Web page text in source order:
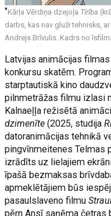
"Kārļa Vērdiņa dzejoļa Tīrība
darbs, kas nav gluži tehnisks,
Andrejs Brīvulis. Kadrs no
Latvijas animācijas
konkursu skatēm.
starptautiskā kino
pilnmetrāžas filmu izlasi
Kalnaeļļa režisētā
dzimenīte(2025, studija
datoranimācijas tehnikā
pingvīnmeitenes Telmas
izrādīts uz lielajiem
īpašā bezmaksas
apmeklētājiem būs
pasaulslaveno filmu
pērn Ansī saņēma četras